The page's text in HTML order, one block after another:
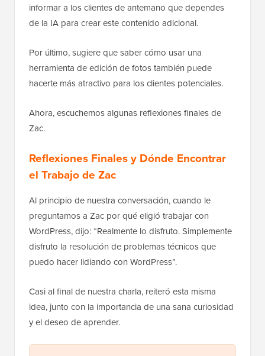
informar a los clientes de antemano que dependes
de la IA para crear este contenido adicional.
Por último, sugiere que saber cómo usar una
herramienta de edición de fotos también puede
hacerte más atractivo para los clientes potenciales.
Ahora, escuchemos algunas reflexiones finales de
Zac.
Reflexiones Finales y Dónde Encontrar
el Trabajo de Zac
Al principio de nuestra conversación, cuando le
preguntamos a Zac por qué eligió trabajar con
WordPress, dijo: “Realmente lo disfruto. Simplemente
disfruto la resolución de problemas técnicos que
puedo hacer lidiando con WordPress”.
Casi al final de nuestra charla, reiteró esta misma
idea, junto con la importancia de una sana curiosidad
y el deseo de aprender.